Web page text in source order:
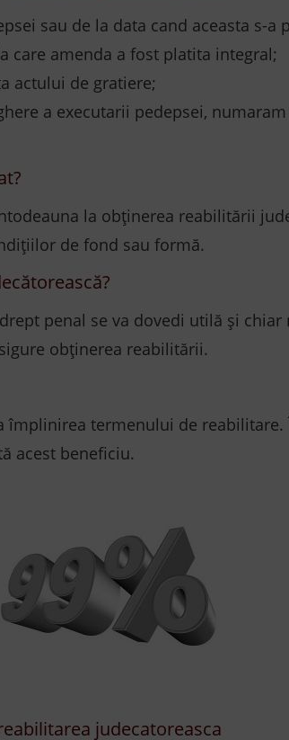
sau de la data cand aceasta s-a
care amenda a fost platita integral;
actului de gratiere;
a executarii pedepsei,
la obținerea reabilitării
de fond sau formă.
penal se va dovedi utilă și
obținerea reabilitării.
termenului de reabilitare.
acest beneficiu.
judecatoreasca